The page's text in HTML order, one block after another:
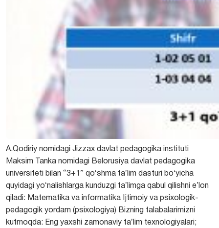
A.Qodiriy nomidagi Jizzax davlat pedagogika instituti
Maksim Tanka nomidagi Belorusiya davlat pedagogika
universiteti bilan “3+1” qoʻshma taʼlim dasturi boʻyicha
quyidagi yoʻnalishlarga kunduzgi taʼlimga qabul qilishni eʼlon
qiladi: Matematika va informatika Ijtimoiy va psixologik-
pedagogik yordam (psixologiya) Bizning talabalarimizni
kutmoqda: Eng yaxshi zamonaviy taʼlim texnologiyalari;